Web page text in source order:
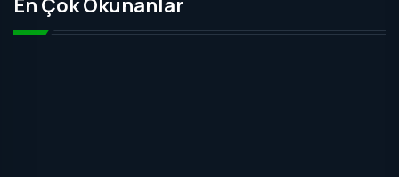
En Çok Okunanlar